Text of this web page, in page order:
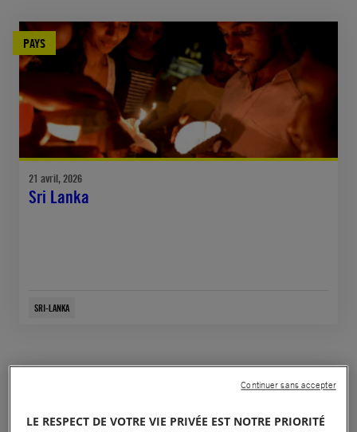
PAYS
21 avril, 2026
Sri Lanka
SRI-LANKA
LE RESPECT DE VOTRE VIE PRIVÉE EST NOTRE PRIORITÉ
Continuer sans accepter